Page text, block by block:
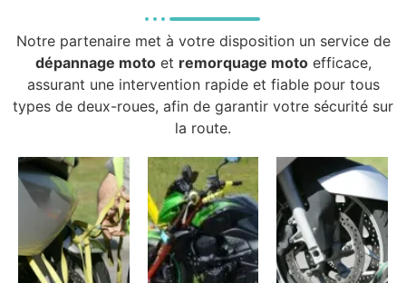
Notre partenaire met à votre disposition un service de
dépannage motoet remorquage motoefficace,
assurant une intervention rapide et fiable pour tous
types de deux-roues, afin de garantir votre sécurité sur
la route.